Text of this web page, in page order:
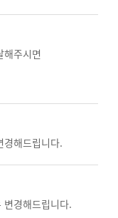
주시면
경해드립니다.
경해드립니다.